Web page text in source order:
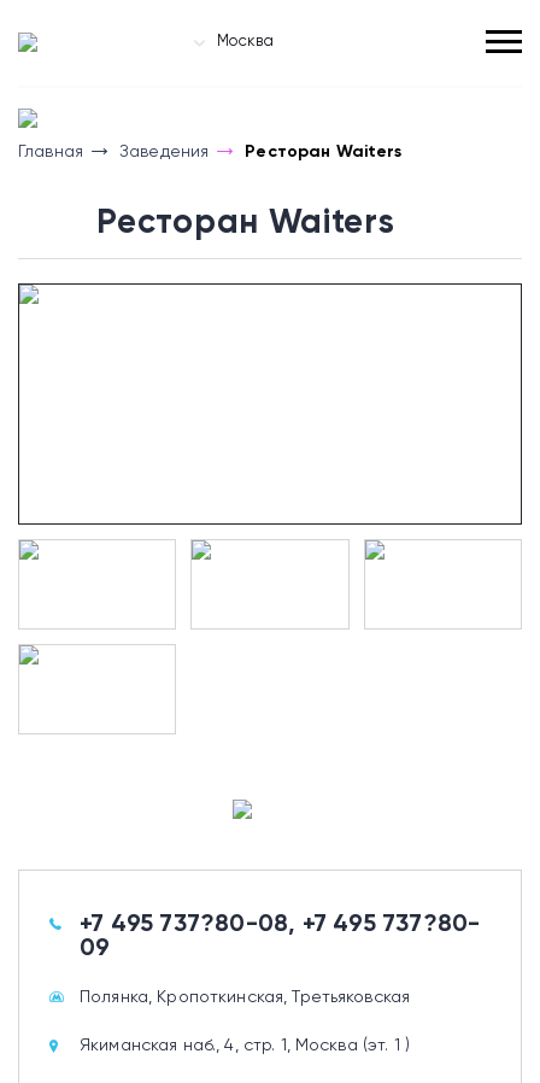
Москва
Главная Заведения Ресторан Waiters
Ресторан Waiters
+7 495 737?80-08, +7 495 737?80-
09
Полянка, Кропоткинская, Третьяковская
Якиманская наб., 4, стр. 1, Москва (эт. 1 )